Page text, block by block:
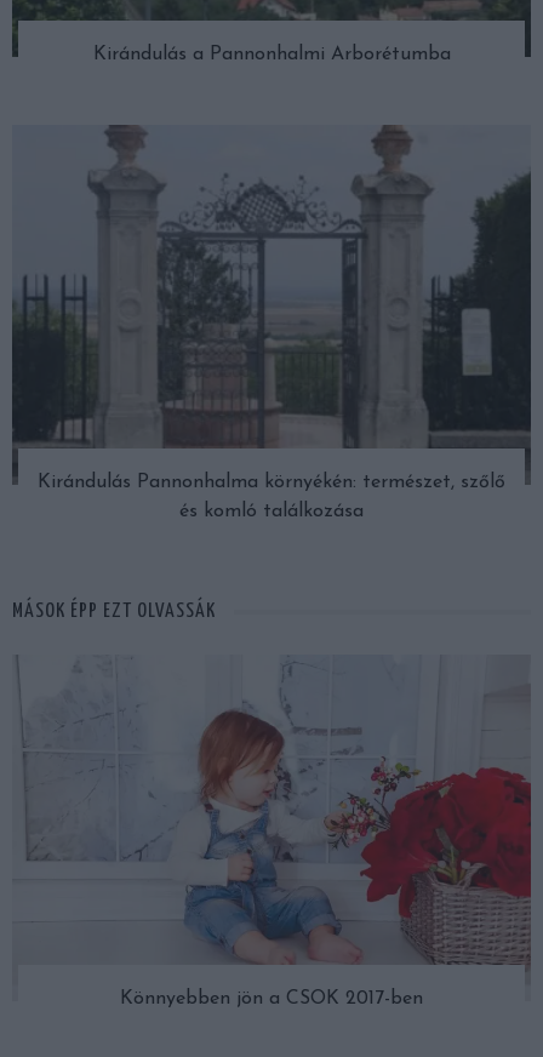
Kirándulás a Pannonhalmi Arborétumba
Kirándulás Pannonhalma környékén: természet, szőlő
és komló találkozása
MÁSOK ÉPP EZT OLVASSÁK
Könnyebben jön a CSOK 2017-ben